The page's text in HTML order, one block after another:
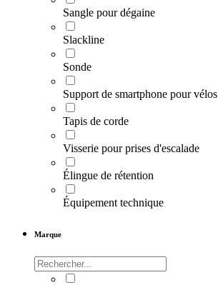
Sangle pour dégaine
Slackline
Sonde
Support de smartphone pour vélos
Tapis de corde
Visserie pour prises d'escalade
Élingue de rétention
Équipement technique
Marque